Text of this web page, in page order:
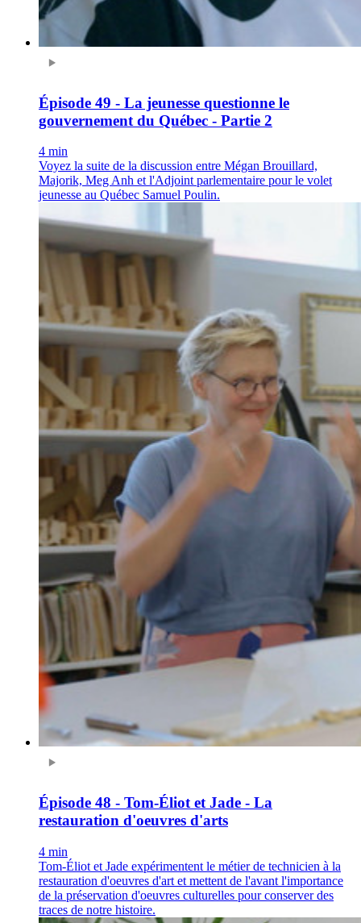
Épisode 49 - La jeunesse questionne le
gouvernement du Québec - Partie 2
4 min
Voyez la suite de la discussion entre Mégan Brouillard,
Majorik, Meg Anh et l'Adjoint parlementaire pour le volet
jeunesse au Québec Samuel Poulin.
Épisode 48 - Tom-Éliot et Jade - La
restauration d'oeuvres d'arts
4 min
Tom-Éliot et Jade expérimentent le métier de technicien à la
restauration d'oeuvres d'art et mettent de l'avant l'importance
de la préservation d'oeuvres culturelles pour conserver des
traces de notre histoire.